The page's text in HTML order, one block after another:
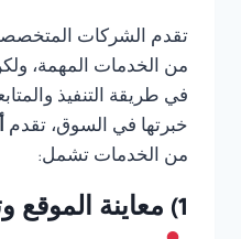
تقدم الشركات
من الخدمات المهمة،
في طريقة التنفيذ
خبرتها في السوق، تقدم
من الخدمات تشمل:
1) معاينة الموقع وتحديد الاحتياجات